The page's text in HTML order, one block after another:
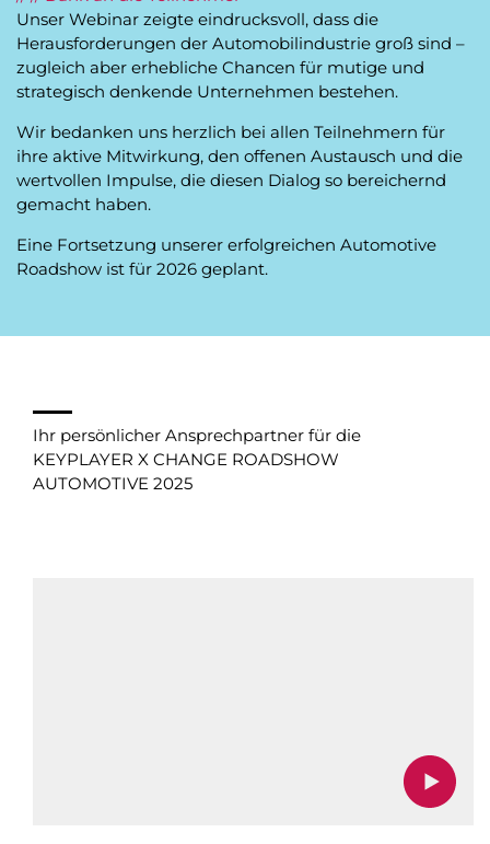
Unser Webinar zeigte eindrucksvoll, dass die
Herausforderungen der Automobilindustrie groß sind –
zugleich aber erhebliche Chancen für mutige und
strategisch denkende Unternehmen bestehen.
Wir bedanken uns herzlich bei allen Teilnehmern für
ihre aktive Mitwirkung, den offenen Austausch und die
wertvollen Impulse, die diesen Dialog so bereichernd
gemacht haben.
Eine Fortsetzung unserer erfolgreichen Automotive
Roadshow ist für 2026 geplant.
Ihr persönlicher Ansprechpartner für die
KEYPLAYER X CHANGE ROADSHOW
AUTOMOTIVE 2025